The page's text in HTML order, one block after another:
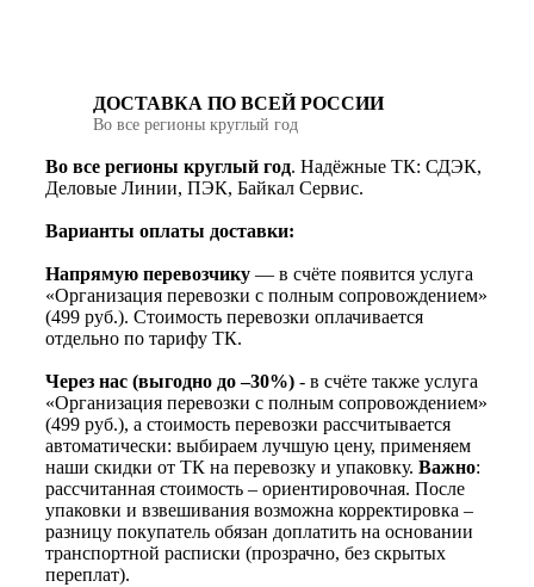
ДОСТАВКА ПО ВСЕЙ РОССИИ
Во все регионы круглый год
Во все регионы круглый год. Надёжные ТК: СДЭК,
Деловые Линии, ПЭК, Байкал Сервис.
Варианты оплаты доставки:
Напрямую перевозчику — в счёте появится услуга
«Организация перевозки с полным сопровождением»
(499 руб.). Стоимость перевозки оплачивается
отдельно по тарифу ТК.
Через нас (выгодно до –30%) - в счёте также услуга
«Организация перевозки с полным сопровождением»
(499 руб.), а стоимость перевозки рассчитывается
автоматически: выбираем лучшую цену, применяем
наши скидки от ТК на перевозку и упаковку. Важно:
рассчитанная стоимость – ориентировочная. После
упаковки и взвешивания возможна корректировка –
разницу покупатель обязан доплатить на основании
транспортной расписки (прозрачно, без скрытых
переплат).